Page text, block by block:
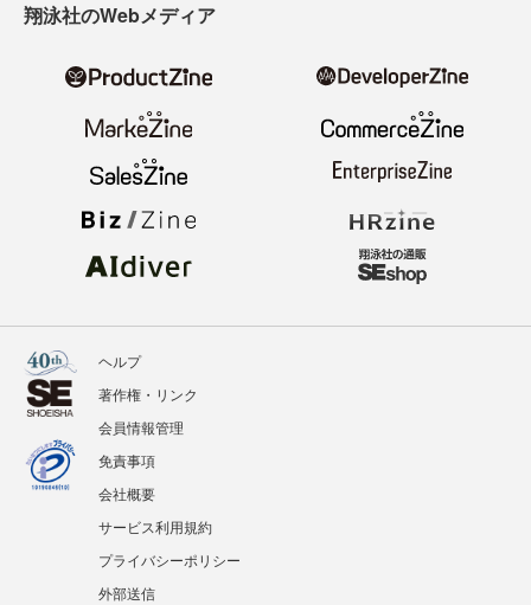
ニュース 記事
イベント BOOKS
ヘルプ